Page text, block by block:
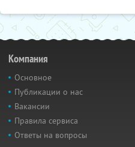
Компания
Основное
Публикации о нас
Вакансии
Правила сервиса
Ответы на вопросы